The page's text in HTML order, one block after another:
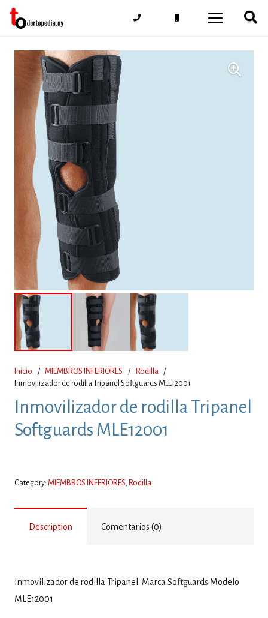
Inicio / MIEMBROS INFERIORES / Rodilla
/
Inmovilizador de rodilla Tripanel Softguards MLE12001
Inmovilizador de rodilla Tripanel
Softguards MLE12001
Category: MIEMBROS INFERIORES, Rodilla
Description Comentarios (0)
Inmovilizador de rodilla Tripanel Marca Softguards Modelo
MLE12001